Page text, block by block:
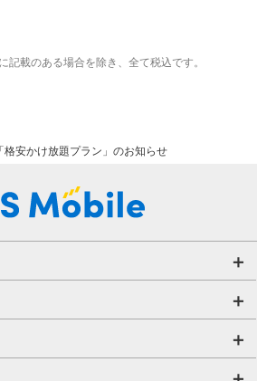
記載のある場合を除き、全て税込です。
格安かけ放題プラン」のお知らせ